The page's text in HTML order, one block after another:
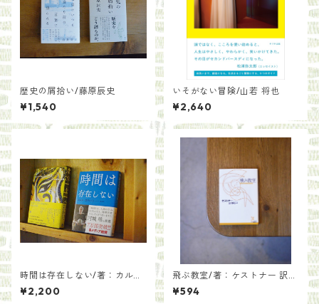
歴史の屑拾い/藤原辰史
¥1,540
いそがない冒険/山若 将也
¥2,640
時間は存在しない/著：カル
ロ・ロヴェッリ 訳：冨永星
¥2,200
飛ぶ教室/著：ケストナー 訳：
丘沢静也
¥594